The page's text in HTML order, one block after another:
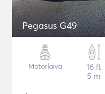
Pegasus G49
Motorlaiva
16 ft
5 m